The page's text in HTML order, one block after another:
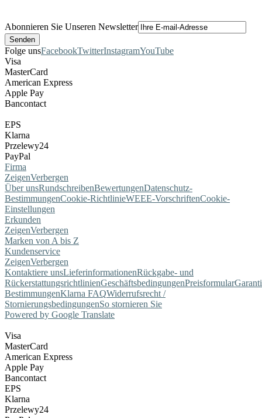
Abonnieren Sie Unseren Newsletter
Folge unsFacebookTwitterInstagramYouTube
Visa
MasterCard
American Express
Apple Pay
Bancontact
EPS
Klarna
Przelewy24
PayPal
Firma
ZeigenVerbergen
Über unsRundschreibenBewertungenDatenschutz-
BestimmungenCookie-RichtlinieWEEE-VorschriftenCookie-
Einstellungen
Erkunden
ZeigenVerbergen
Marken von A bis Z
Kundenservice
ZeigenVerbergen
Kontaktiere unsLieferinformationenRückgabe- und
RückerstattungsrichtlinienGeschäftsbedingungenPreisformular
BestimmungenKlarna FAQWiderrufsrecht /
StornierungsbedingungenSo stornieren Sie
Powered by Google Translate
Visa
MasterCard
American Express
Apple Pay
Bancontact
EPS
Klarna
Przelewy24